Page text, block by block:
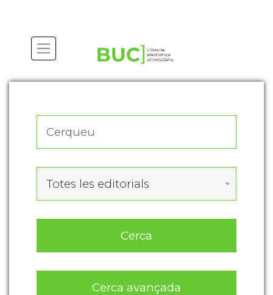
Totes les editorials
Cerca
Cerca avançada